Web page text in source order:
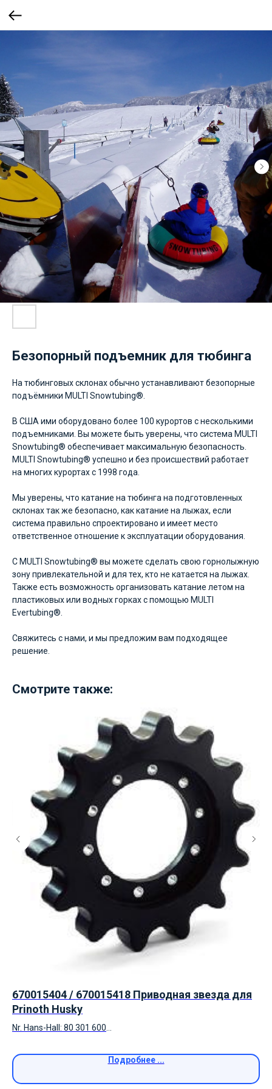
Безопорный подъемник для тюбинга
На тюбинговых склонах обычно устанавливают безопорные
подъёмники MULTI Snowtubing®.
В США ими оборудовано более 100 курортов с несколькими
подъемниками. Вы можете быть уверены, что система MULTI
Snowtubing® обеспечивает максимальную безопасность.
MULTI Snowtubing® успешно и без происшествий работает
на многих курортах с 1998 года.
Мы уверены, что катание на тюбинга на подготовленных
склонах так же безопасно, как катание на лыжах, если
система правильно спроектировано и имеет место
ответственное отношение к эксплуатации оборудования.
С MULTI Snowtubing® вы можете сделать свою горнолыжную
зону привлекательной и для тех, кто не катается на лыжах.
Также есть возможность организовать катание летом на
пластиковых или водных горках с помощью MULTI
Evertubing®.
Свяжитесь с нами, и мы предложим вам подходящее
решение.
Смотрите также:
670015404 / 670015418 Приводная звезда для
Prinoth Husky
Nr. Hans-Hall: 80 301 600
Подробнее ...